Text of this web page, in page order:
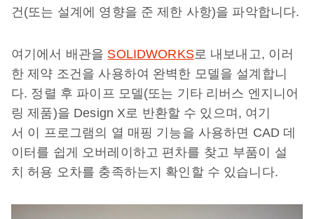
건(또는 설계에 영향을 준 제한 사항)을 파악합니다.
여기에서 배관을 SOLIDWORKS로 내보내고, 이러
한 제약 조건을 사용하여 완벽한 모델을 설계합니
다. 정렬 후 파이프 모델(또는 기타 리버스 엔지니어
링 제품)을 Design X로 반환할 수 있으며, 여기
서 이 프로그램의 열 매핑 기능을 사용하면 CAD 데
이터를 쉽게 오버레이하고 편차를 찾고 부품이 설
치 허용 오차를 충족하는지 확인할 수 있습니다.